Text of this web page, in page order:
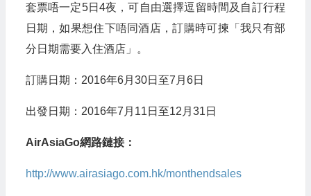
套票唔一定5日4夜，可自由選擇逗留時間及自訂行程
日期，如果想住下唔同酒店，訂購時可揀「我只有部
分日期需要入住酒店」。
訂購日期：2016年6月30日至7月6日
出發日期：2016年7月11日至12月31日
AirAsiaGo網路鏈接：
http://www.airasiago.com.hk/monthendsales